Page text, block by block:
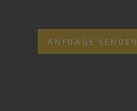
ANFRAGE SENDEN